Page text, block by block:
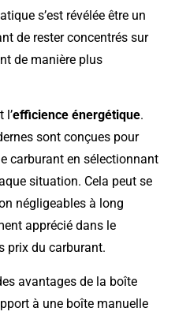
s’est révélée être un
de rester concentrés sur
de manière plus
l’efficience énergétique.
sont conçues pour
carburant en sélectionnant
situation. Cela peut se
négligeables à long
apprécié dans le
prix du carburant.
avantages de la boîte
à une boîte manuelle